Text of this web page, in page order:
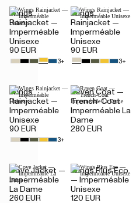
Wings
Rainjacket —
Imperméable
Unisexe
90 EUR
3+
Wings
Rainjacket —
Imperméable
Unisexe
90 EUR
3+
Wings
Rainjacket —
Imperméable
Unisexe
90 EUR
3+
Raven Coat —
Trench-Coat
Imperméable La
Dame
280 EUR
Cove Jacket —
Imperméable
La Dame
260 EUR
Wings Plus Eco
— Imperméable
Unisexe
120 EUR